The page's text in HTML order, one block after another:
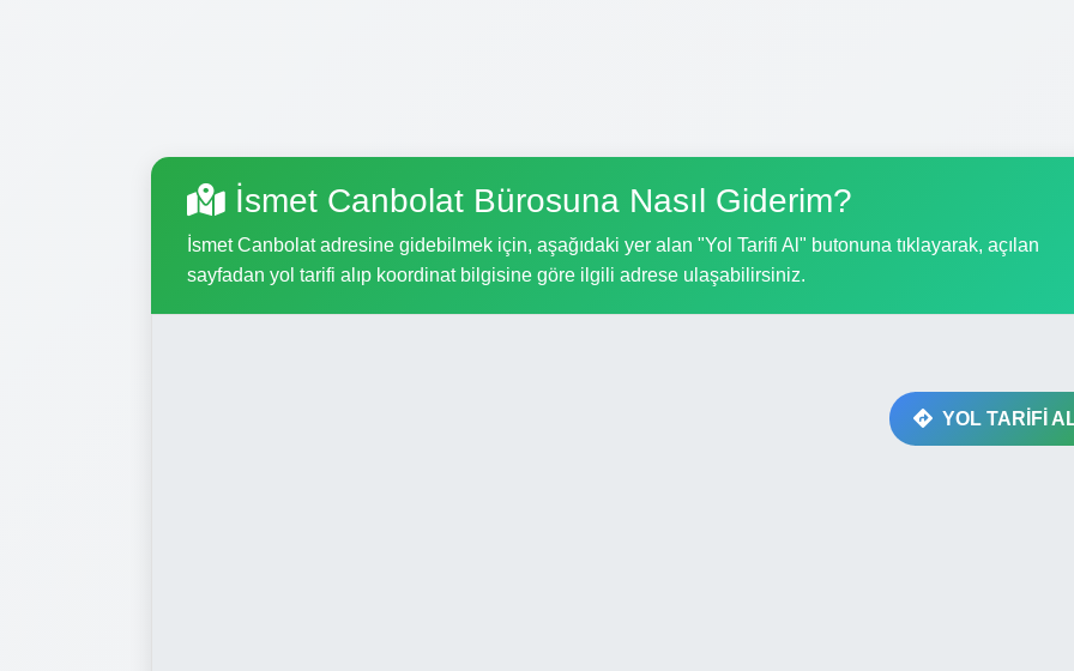
İsmet Canbolat Bürosuna Nasıl Giderim?
İsmet Canbolat adresine gidebilmek için, aşağıdaki yer alan "Yol Tarifi Al" butonuna tıklayarak, açılan
sayfadan yol tarifi alıp koordinat bilgisine göre ilgili adrese ulaşabilirsiniz.
YOL TARİFİ